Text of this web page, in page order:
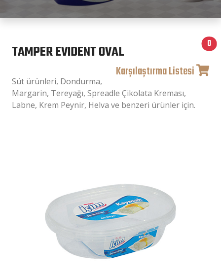
TAMPER EVIDENT OVAL
Karşılaştırma Listesi
0
Süt ürünleri, Dondurma,
Margarin, Tereyağı, Spreadle Çikolata Kreması,
Labne, Krem Peynir, Helva ve benzeri ürünler için.